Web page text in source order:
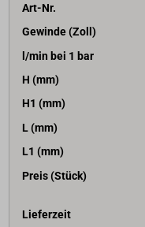
Art-Nr.
Gewinde (Zoll)
l/min bei 1 bar
H (mm)
H1 (mm)
L (mm)
L1 (mm)
Preis (Stück)
Lieferzeit